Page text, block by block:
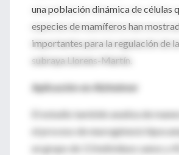
una población dinámica de células
especies de mamíferos han
importantes para la regulación de
subraya Llorens-Martín.
Aplicación en Alzheimer
El estudio también analiza de
el proceso de neurogénesis
un grupo de 13 individuos sanos y